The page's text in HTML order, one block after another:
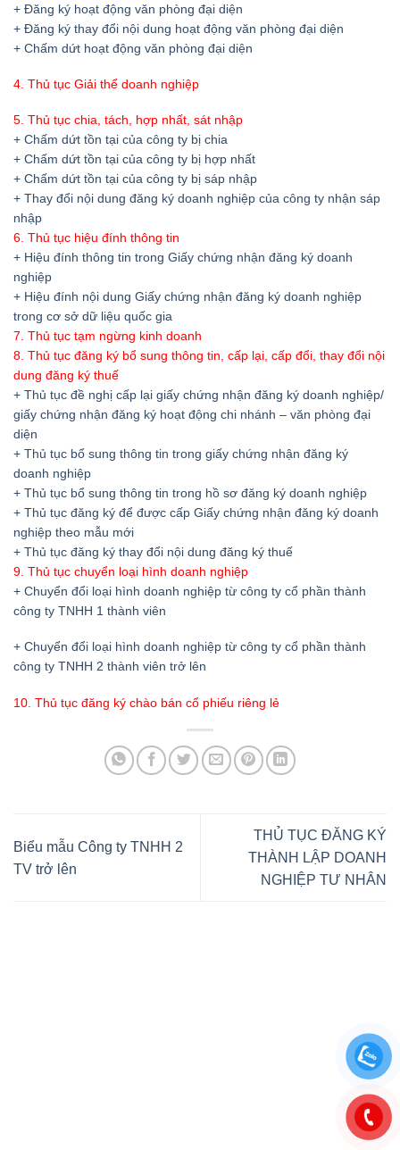
+ Đăng ký hoạt động văn phòng đại diện
+ Đăng ký thay đổi nội dung hoạt động văn phòng đại diện
+ Chấm dứt hoạt động văn phòng đại diện
4. Thủ tục Giải thể doanh nghiệp
5. Thủ tục chia, tách, hợp nhất, sát nhập
+ Chấm dứt tồn tại của công ty bị chia
+ Chấm dứt tồn tại của công ty bị hợp nhất
+ Chấm dứt tồn tại của công ty bị sáp nhập
+ Thay đổi nội dung đăng ký doanh nghiệp của công ty nhận sáp
nhập
6. Thủ tục hiệu đính thông tin
+ Hiệu đính thông tin trong Giấy chứng nhận đăng ký doanh
nghiệp
+ Hiệu đính nội dung Giấy chứng nhận đăng ký doanh nghiệp
trong cơ sở dữ liệu quốc gia
7. Thủ tục tạm ngừng kinh doanh
8. Thủ tục đăng ký bổ sung thông tin, cấp lại, cấp đổi, thay đổi nội
dung đăng ký thuế
+ Thủ tục đề nghị cấp lại giấy chứng nhận đăng ký doanh nghiệp/
giấy chứng nhận đăng ký hoạt động chi nhánh – văn phòng đại
diện
+ Thủ tục bổ sung thông tin trong giấy chứng nhận đăng ký
doanh nghiệp
+ Thủ tục bổ sung thông tin trong hồ sơ đăng ký doanh nghiệp
+ Thủ tục đăng ký để được cấp Giấy chứng nhận đăng ký doanh
nghiệp theo mẫu mới
+ Thủ tục đăng ký thay đổi nội dung đăng ký thuế
9. Thủ tục chuyển loại hình doanh nghiệp
+ Chuyển đổi loại hình doanh nghiệp từ công ty cổ phần thành
công ty TNHH 1 thành viên
+ Chuyển đổi loại hình doanh nghiệp từ công ty cổ phần thành
công ty TNHH 2 thành viên trở lên
10. Thủ tục đăng ký chào bán cổ phiếu riêng lẻ
Biểu mẫu Công ty TNHH 2
TV trở lên
THỦ TỤC ĐĂNG KÝ
THÀNH LẬP DOANH
NGHIỆP TƯ NHÂN